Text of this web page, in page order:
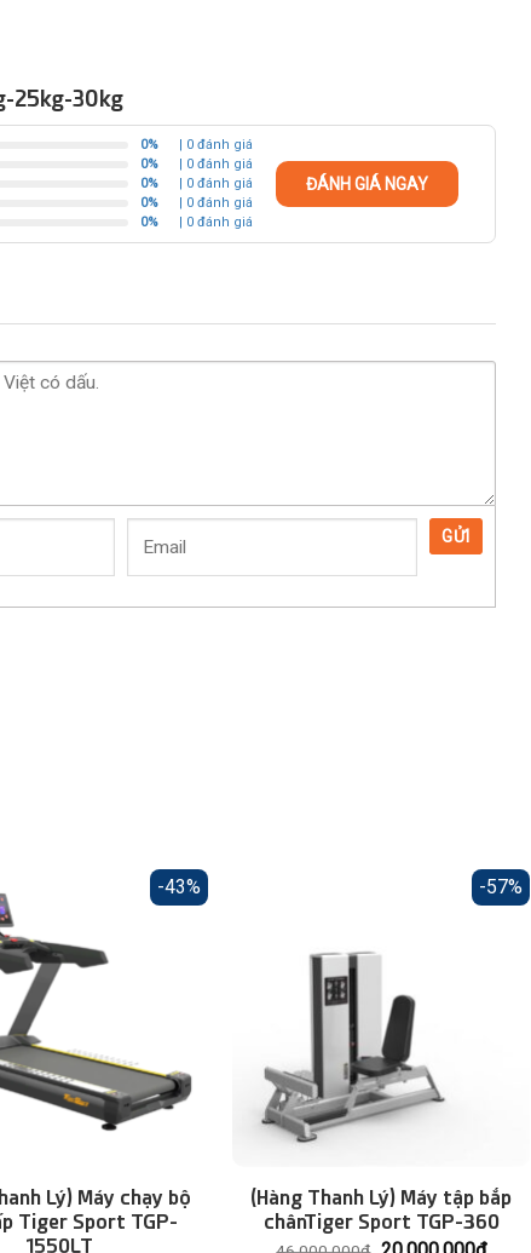
25kg-30kg
0%
| 0 đánh giá
0%
| 0 đánh giá
0%
| 0 đánh giá
0%
| 0 đánh giá
0% | 0 đánh giá
ĐÁNH GIÁ NGAY
GỬI
-43%
Lý) Máy chạy bộ
Tiger Sport TGP-
1550LT
-57%
(Hàng Thanh Lý) Máy tập bắp
chânTiger Sport TGP-360